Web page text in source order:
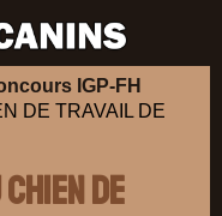
IGP-FH
DE TRAVAIL DE
DE